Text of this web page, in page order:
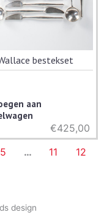
bestekset
aan
€425,00
5 … 11
12
design